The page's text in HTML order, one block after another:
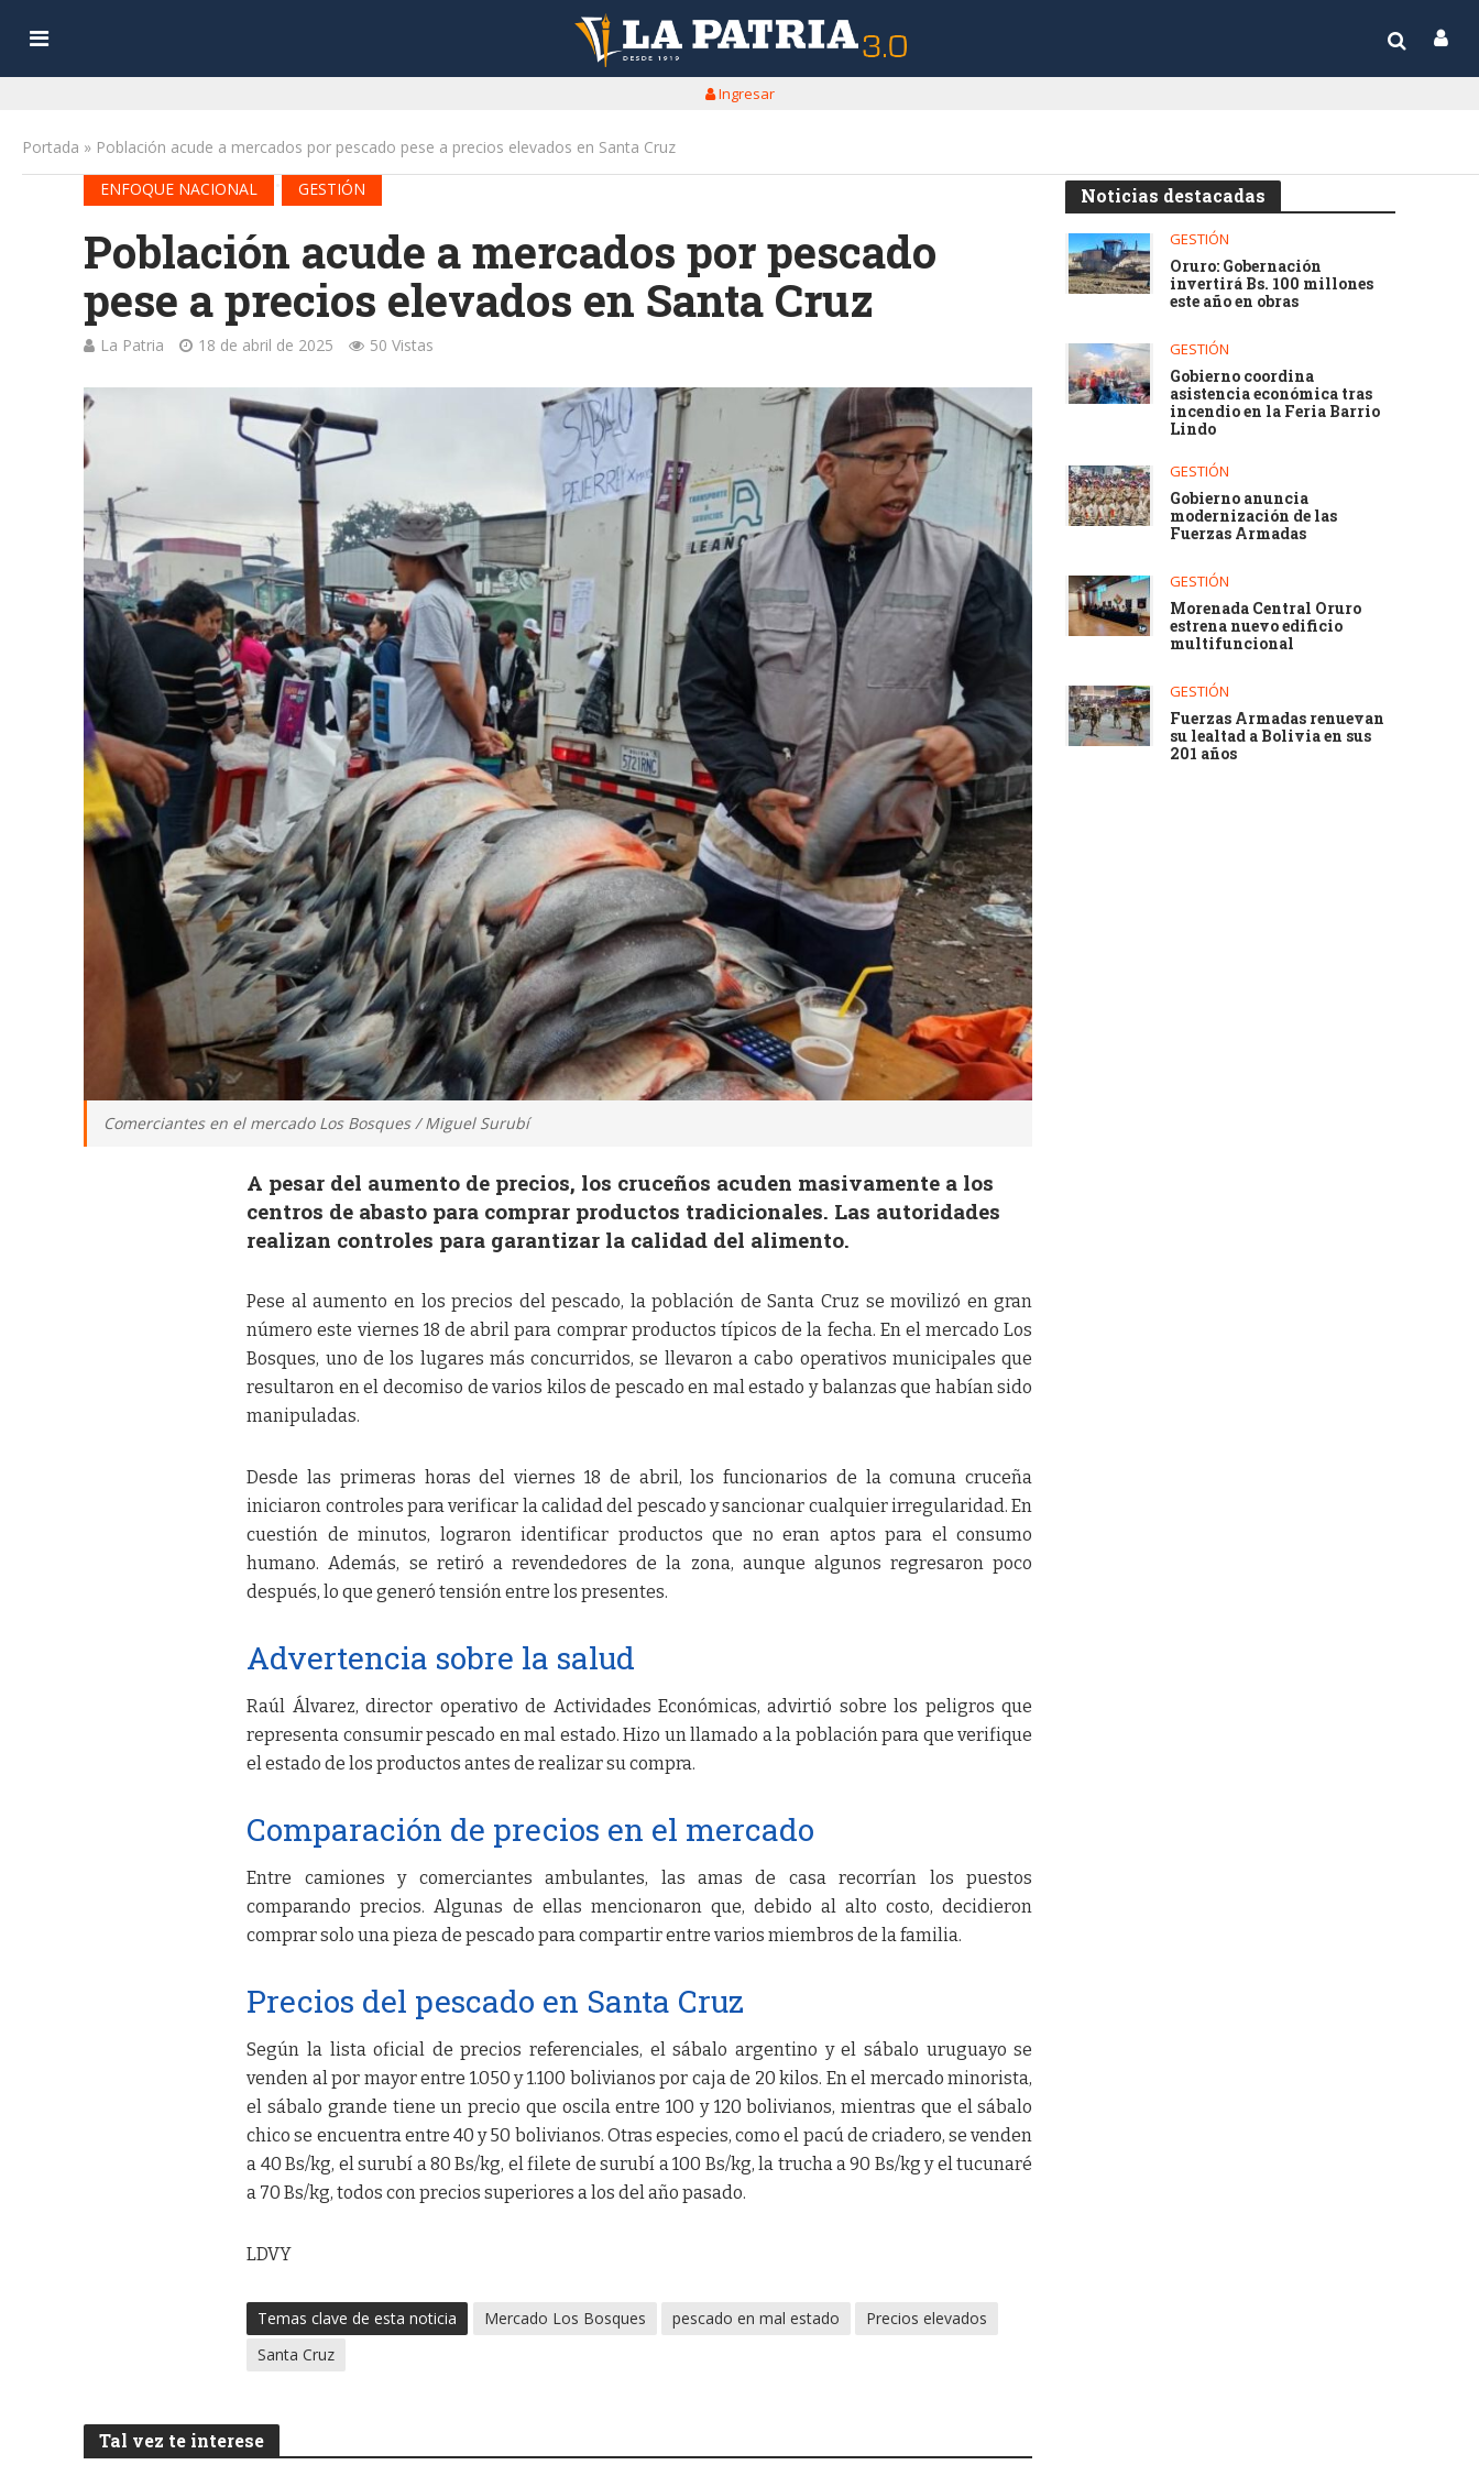
Ingresar
Portada » Población acude a mercados por pescado pese a precios elevados en Santa Cruz
ENFOQUE NACIONAL
GESTIÓN
Población acude a mercados por pescado
pese a precios elevados en Santa Cruz
La Patria 18 de abril de 2025 50 Vistas
Comerciantes en el mercado Los Bosques / Miguel Surubí
A pesar del aumento de precios, los cruceños acuden masivamente a los
centros de abasto para comprar productos tradicionales. Las autoridades
realizan controles para garantizar la calidad del alimento.
Pese al aumento en los precios del pescado, la población de Santa Cruz se movilizó en gran
número este viernes 18 de abril para comprar productos típicos de la fecha. En el mercado Los
Bosques, uno de los lugares más concurridos, se llevaron a cabo operativos municipales que
resultaron en el decomiso de varios kilos de pescado en mal estado y balanzas que habían sido
manipuladas.
Desde las primeras horas del viernes 18 de abril, los funcionarios de la comuna cruceña
iniciaron controles para verificar la calidad del pescado y sancionar cualquier irregularidad. En
cuestión de minutos, lograron identificar productos que no eran aptos para el consumo
humano. Además, se retiró a revendedores de la zona, aunque algunos regresaron poco
después, lo que generó tensión entre los presentes.
Advertencia sobre la salud
Raúl Álvarez, director operativo de Actividades Económicas, advirtió sobre los peligros que
representa consumir pescado en mal estado. Hizo un llamado a la población para que verifique
el estado de los productos antes de realizar su compra.
Comparación de precios en el mercado
Entre camiones y comerciantes ambulantes, las amas de casa recorrían los puestos
comparando precios. Algunas de ellas mencionaron que, debido al alto costo, decidieron
comprar solo una pieza de pescado para compartir entre varios miembros de la familia.
Precios del pescado en Santa Cruz
Según la lista oficial de precios referenciales, el sábalo argentino y el sábalo uruguayo se
venden al por mayor entre 1.050 y 1.100 bolivianos por caja de 20 kilos. En el mercado minorista,
el sábalo grande tiene un precio que oscila entre 100 y 120 bolivianos, mientras que el sábalo
chico se encuentra entre 40 y 50 bolivianos. Otras especies, como el pacú de criadero, se venden
a 40 Bs/kg, el surubí a 80 Bs/kg, el filete de surubí a 100 Bs/kg, la trucha a 90 Bs/kg y el tucunaré
a 70 Bs/kg, todos con precios superiores a los del año pasado.
LDVY
Temas clave de esta noticia Mercado Los Bosques pescado en mal estado
Precios elevados
Santa Cruz
Tal vez te interese
Noticias destacadas
GESTIÓN
Oruro: Gobernación
invertirá Bs. 100 millones
este año en obras
GESTIÓN
Gobierno coordina
asistencia económica tras
incendio en la Feria Barrio
Lindo
GESTIÓN
Gobierno anuncia
modernización de las
Fuerzas Armadas
GESTIÓN
Morenada Central Oruro
estrena nuevo edificio
multifuncional
GESTIÓN
Fuerzas Armadas renuevan
su lealtad a Bolivia en sus
201 años